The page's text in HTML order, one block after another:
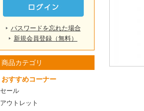
パスワードを忘れた場合
新規会員登録（無料）
商品カテゴリ
おすすめコーナー
セール
アウトレット